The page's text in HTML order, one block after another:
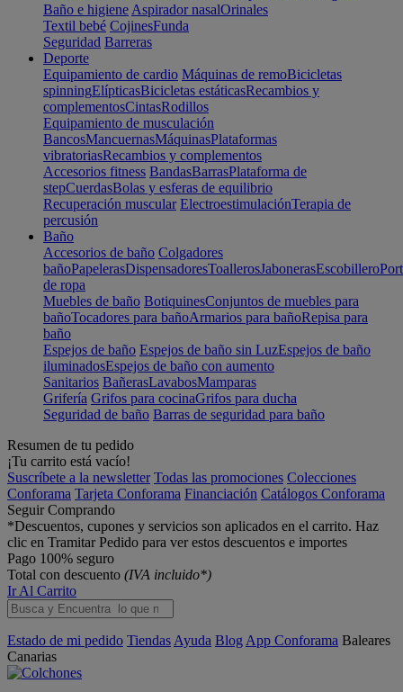
Baño e higiene Aspirador nasalOrinales
Textil bebé CojinesFunda
Seguridad Barreras
Deporte
Equipamiento de cardio Máquinas de remoBicicletas
spinningElípticasBicicletas estáticasRecambios y
complementosCintasRodillos
Equipamiento de musculación
BancosMancuernasMáquinasPlataformas
vibratoriasRecambios y complementos
Accesorios fitness BandasBarrasPlataforma de
stepCuerdasBolas y esferas de equilibrio
Recuperación muscular ElectroestimulaciónTerapia de
percusión
Baño
Accesorios de baño Colgadores
bañoPapelerasDispensadoresToallerosJabonerasEscobillero
de ropa
Muebles de baño BotiquinesConjuntos de muebles para
bañoTocadores para bañoArmarios para bañoRepisa para
baño
Espejos de baño Espejos de baño sin LuzEspejos de baño
iluminadosEspejos de baño con aumento
Sanitarios BañerasLavabosMamparas
Grifería Grifos para cocinaGrifos para ducha
Seguridad de baño Barras de seguridad para baño
Resumen de tu pedido
¡Tu carrito está vacío!
Suscríbete a la newsletter Todas las promociones Colecciones
Conforama Tarjeta Conforama Financiación Catálogos Conforama
Seguir Comprando
*Descuentos, cupones y servicios son aplicados en el carrito. Haz
clic en Tramitar Pedido para ver estos descuentos e importes
Pago 100% seguro
Total con descuento (IVA incluido*)
Ir Al Carrito
Estado de mi pedido Tiendas Ayuda Blog App Conforama Baleares
Canarias